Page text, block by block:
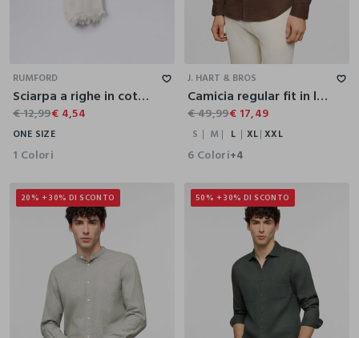
RUMFORD
Sciarpa a righe in cotone e lino uomo
€ 12,99€ 4,54
ONE SIZE
1 Colori
L
XXL
J. HART & BROS
Camicia regular fit in lino uomo
€ 49,99€ 17,49
S M L XL XXL
6 Colori+4
20% + 30% DI SCONTO 50% + 30% DI SCONTO